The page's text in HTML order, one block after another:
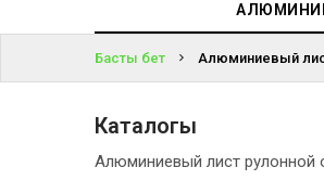
ПРОЕКТИРОВАНИЕ
Басты бет Алюминиевый
Каталогы
Алюминиевый лист рулонной